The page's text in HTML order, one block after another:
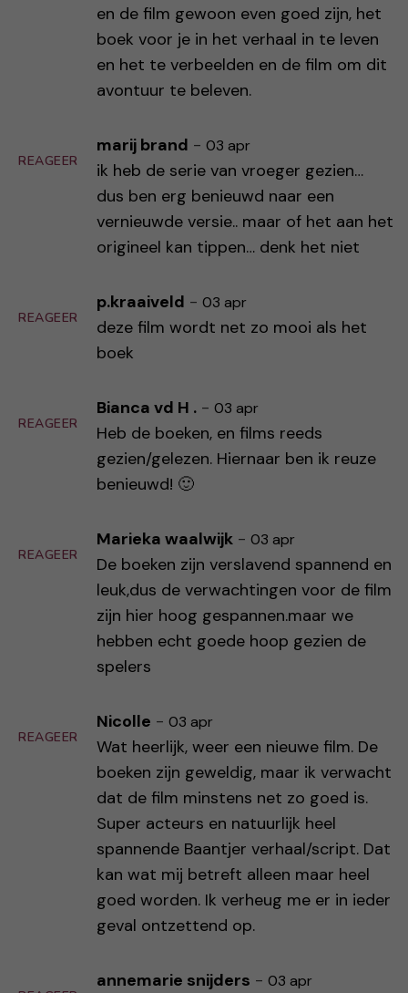
en de film gewoon even goed zijn, het
boek voor je in het verhaal in te leven
en het te verbeelden en de film om dit
avontuur te beleven.
REAGEER
marij brand - 03 apr
ik heb de serie van vroeger gezien…
dus ben erg benieuwd naar een
vernieuwde versie.. maar of het aan het
origineel kan tippen… denk het niet
REAGEER
p.kraaiveld - 03 apr
deze film wordt net zo mooi als het
boek
REAGEER
Bianca vd H . - 03 apr
Heb de boeken, en films reeds
gezien/gelezen. Hiernaar ben ik reuze
benieuwd! 🙂
REAGEER
Marieka waalwijk - 03 apr
De boeken zijn verslavend spannend en
leuk,dus de verwachtingen voor de film
zijn hier hoog gespannen.maar we
hebben echt goede hoop gezien de
spelers
REAGEER
Nicolle - 03 apr
Wat heerlijk, weer een nieuwe film. De
boeken zijn geweldig, maar ik verwacht
dat de film minstens net zo goed is.
Super acteurs en natuurlijk heel
spannende Baantjer verhaal/script. Dat
kan wat mij betreft alleen maar heel
goed worden. Ik verheug me er in ieder
geval ontzettend op.
annemarie snijders - 03 apr